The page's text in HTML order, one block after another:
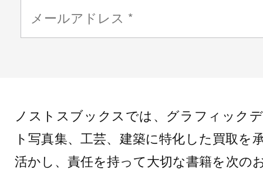
ノストスブックスでは、グラフィック
ト写真集、工芸、建築に特化した買取を
活かし、責任を持って大切な書籍を次の